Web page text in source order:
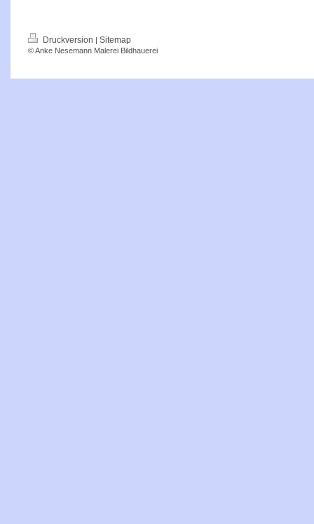
Druckversion | Sitemap
© Anke Nesemann Malerei Bildhauerei